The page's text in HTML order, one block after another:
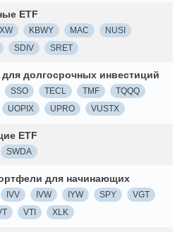
ETF
KBWY MAC
NUSI
SDIV SRET
для долгосрочных инвестиций
SSO TECL TMF
TQQQ
UOPIX UPRO VUSTX
ETF
SWDA
для начинающих
IVV IVW IYW SPY
VGT
VTI XLK